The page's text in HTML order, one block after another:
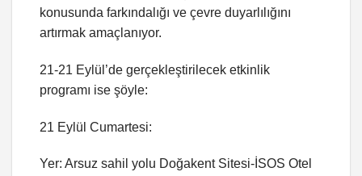
konusunda farkındalığı ve çevre duyarlılığını
artırmak amaçlanıyor.
21-21 Eylül’de gerçekleştirilecek etkinlik
programı ise şöyle:
21 Eylül Cumartesi:
Yer: Arsuz sahil yolu Doğakent Sitesi-İSOS Otel